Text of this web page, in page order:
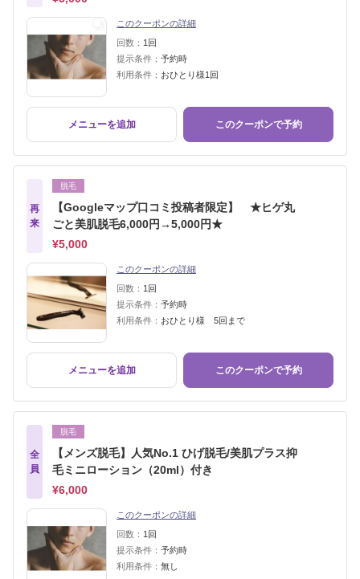
このクーポンの詳細
回数： 1回
提示条件： 予約時
利用条件： おひとり様1回
メニューを追加 このクーポンで予約
再
来
脱毛
【Googleマップ口コミ投稿者限定】 ★ヒゲ丸
ごと美肌脱毛6,000円→5,000円★
¥5,000
このクーポンの詳細
回数： 1回
提示条件： 予約時
利用条件： おひとり様 5回まで
メニューを追加 このクーポンで予約
全
員
脱毛
【メンズ脱毛】人気No.1 ひげ脱毛/美肌プラス抑
毛ミニローション（20ml）付き
¥6,000
このクーポンの詳細
回数： 1回
提示条件： 予約時
利用条件： 無し